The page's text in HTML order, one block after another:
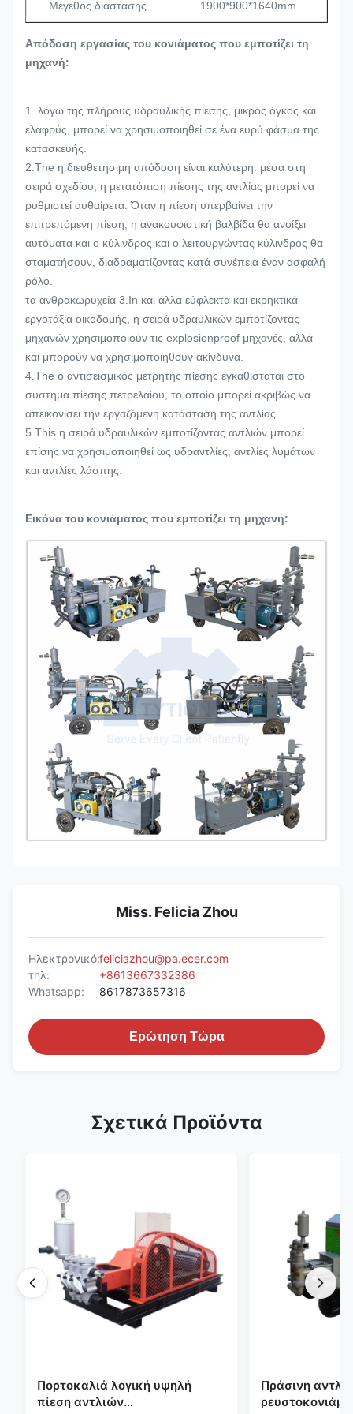
Μέγεθος διάστασης 1900*900*1640mm
Απόδοση εργασίας του κονιάματος που εμποτίζει τη
μηχανή:
1. λόγω της πλήρους υδραυλικής πίεσης, μικρός όγκος και
ελαφρύς, μπορεί να χρησιμοποιηθεί σε ένα ευρύ φάσμα της
κατασκευής.
2.The η διευθετήσιμη απόδοση είναι καλύτερη: μέσα στη
σειρά σχεδίου, η μετατόπιση πίεσης της αντλίας μπορεί να
ρυθμιστεί αυθαίρετα. Όταν η πίεση υπερβαίνει την
επιτρεπόμενη πίεση, η ανακουφιστική βαλβίδα θα ανοίξει
αυτόματα και ο κύλινδρος και ο λειτουργώντας κύλινδρος θα
σταματήσουν, διαδραματίζοντας κατά συνέπεια έναν ασφαλή
ρόλο.
τα ανθρακωρυχεία 3.In και άλλα εύφλεκτα και εκρηκτικά
εργοτάξια οικοδομής, η σειρά υδραυλικών εμποτίζοντας
μηχανών χρησιμοποιούν τις explosionproof μηχανές, αλλά
και μπορούν να χρησιμοποιηθούν ακίνδυνα.
4.The ο αντισεισμικός μετρητής πίεσης εγκαθίσταται στο
σύστημα πίεσης πετρελαίου, το οποίο μπορεί ακριβώς να
απεικονίσει την εργαζόμενη κατάσταση της αντλίας.
5.This η σειρά υδραυλικών εμποτίζοντας αντλιών μπορεί
επίσης να χρησιμοποιηθεί ως υδραντλίες, αντλίες λυμάτων
και αντλίες λάσπης.
Εικόνα του κονιάματος που εμποτίζει τη μηχανή:
Miss. Felicia Zhou
Ηλεκτρονικό:feliciazhou@pa.ecer.com
τηλ:
+8613667332386
Whatsapp:
8617873657316
Ερώτηση Τώρα
Σχετικά Προϊόντα
Πορτοκαλιά λογική υψηλή
πίεση αντλιών
Πράσινη